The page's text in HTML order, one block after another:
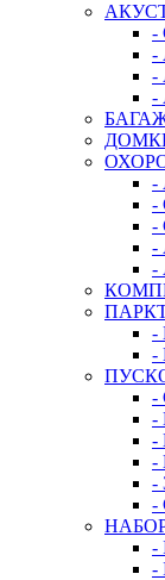
-
-
-
-
-
-
-
-
-
-
-
-
-
-
-
-
-
-
-